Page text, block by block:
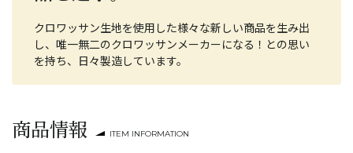
クロワッサン生地を使用した様々な新しい商品を生み出
し、唯一無二のクロワッサンメーカーになる！との思い
を持ち、日々製造しています。
商品情報 ITEM INFORMATION